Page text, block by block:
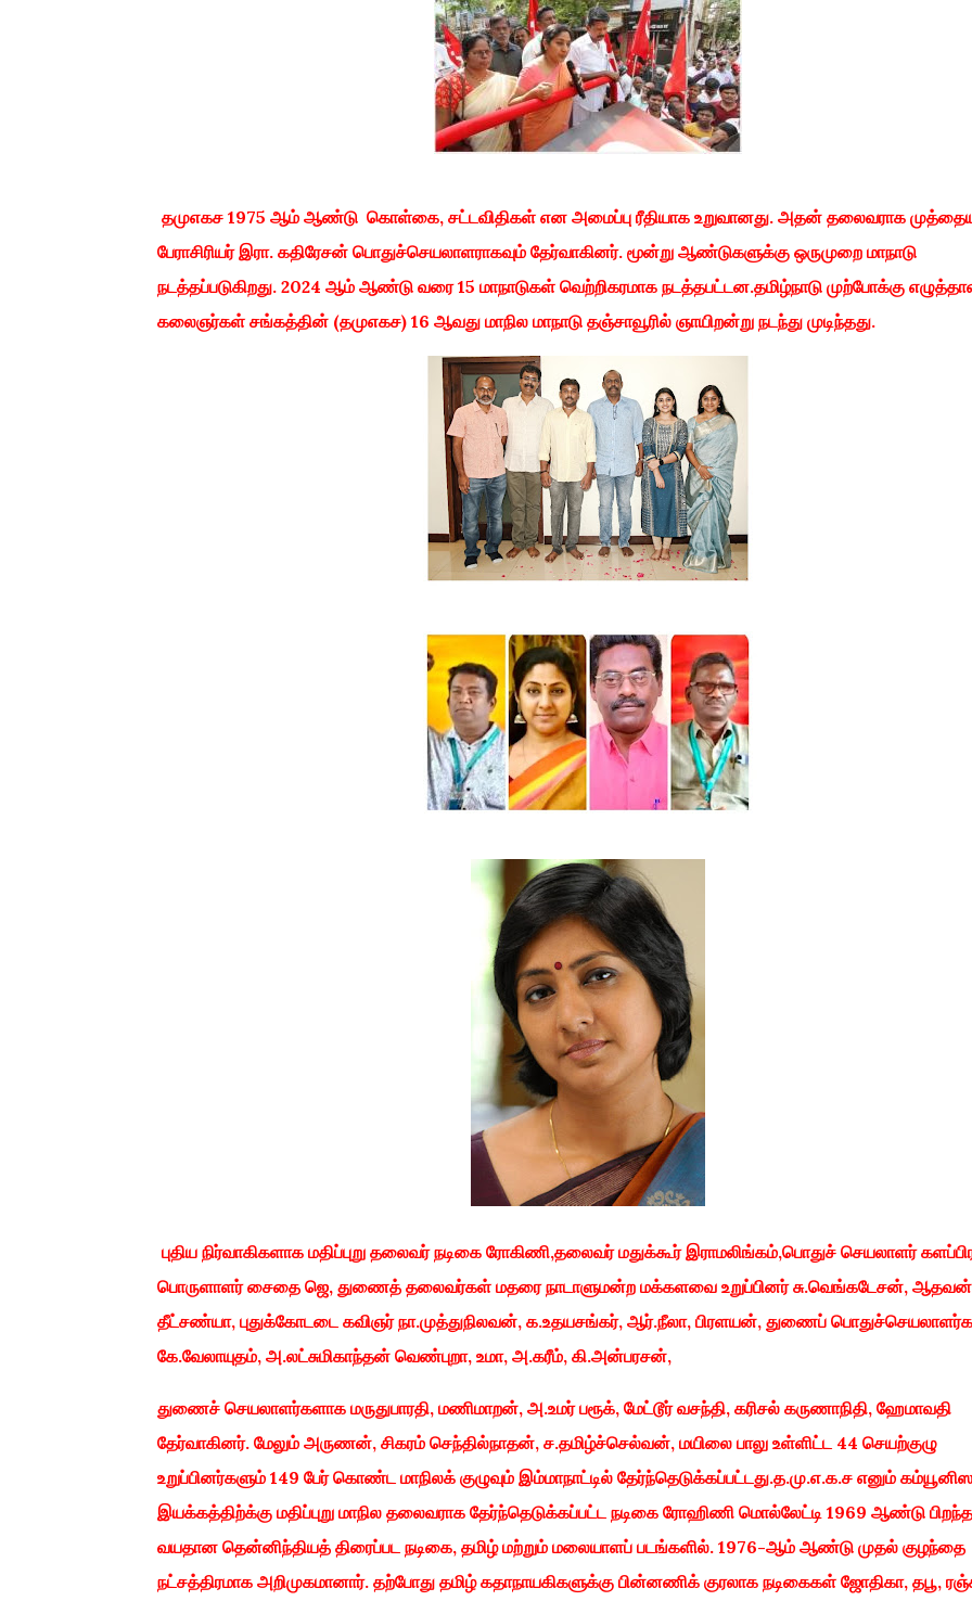
தமுஎகச 1975 ஆம் ஆண்டு கொள்கை, சட்டவிதிகள் என அமைப்பு ரீதியாக உறுவானது. அதன் தலைவராக
பேராசிரியர் இரா. கதிரேசன் பொதுச்செயலாளராகவும் தேர்வாகினர். மூன்று ஆண்டுகளுக்கு ஒருமுறை மாநாடு
நடத்தப்படுகிறது. 2024 ஆம் ஆண்டு வரை 15 மாநாடுகள் வெற்றிகரமாக நடத்தபட்டன.தமிழ்நாடு முற்போக்கு
கலைஞர்கள் சங்கத்தின் (தமுஎகச) 16 ஆவது மாநில மாநாடு தஞ்சாவூரில் ஞாயிறன்று நடந்து முடிந்தது.
புதிய நிர்வாகிகளாக மதிப்புறு தலைவர் நடிகை ரோகிணி,தலைவர் மதுக்கூர் இராமலிங்கம்,பொதுச் செயலாளர்
பொருளாளர் சைதை ஜெ, துணைத் தலைவர்கள் மதரை நாடாளுமன்ற மக்களவை உறுப்பினர் சு.வெங்கடேசன், ஆதவன்
தீட்சண்யா, புதுக்கோடடை கவிஞர் நா.முத்துநிலவன், க.உதயசங்கர், ஆர்.நீலா, பிரளயன், துணைப்
கே.வேலாயுதம், அ.லட்சுமிகாந்தன் வெண்புறா, உமா, அ.கரீம், கி.அன்பரசன்,
துணைச் செயலாளர்களாக மருதுபாரதி, மணிமாறன், அ.உமர் பரூக், மேட்டூர் வசந்தி, கரிசல் கருணாநிதி, ஹேமாவதி
தேர்வாகினர். மேலும் அருணன், சிகரம் செந்தில்நாதன், ச.தமிழ்ச்செல்வன், மயிலை பாலு உள்ளிட்ட 44 செயற்குழு
உறுப்பினர்களும் 149 பேர் கொண்ட மாநிலக் குழுவும் இம்மாநாட்டில் தேர்ந்தெடுக்கப்பட்டது.த.மு.எ.க.ச எனும் கம்யூனிஸ
இயக்கத்திற்க்கு மதிப்புறு மாநில தலைவராக தேர்ந்தெடுக்கப்பட்ட நடிகை ரோஹிணி மொல்லேட்டி 1969 ஆண்டு
வயதான தென்னிந்தியத் திரைப்பட நடிகை, தமிழ் மற்றும் மலையாளப் படங்களில். 1976-ஆம் ஆண்டு முதல் குழந்தை
நட்சத்திரமாக அறிமுகமானார். தற்போது தமிழ் கதாநாயகிகளுக்கு பின்னணிக் குரலாக நடிகைகள் ஜோதிகா, தபூ,